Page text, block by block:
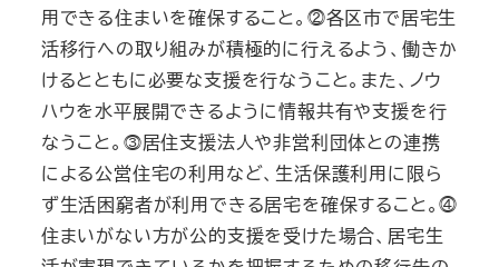
用できる住まいを確保すること。⓶各区市で居宅生
活移行への取り組みが積極的に行えるよう、働きか
けるとともに必要な支援を行なうこと。また、ノウ
ハウを水平展開できるように情報共有や支援を行
なうこと。⓷居住支援法人や非営利団体との連携
による公営住宅の利用など、生活保護利用に限ら
ず生活困窮者が利用できる居宅を確保すること。⓸
住まいがない方が公的支援を受けた場合、居宅生